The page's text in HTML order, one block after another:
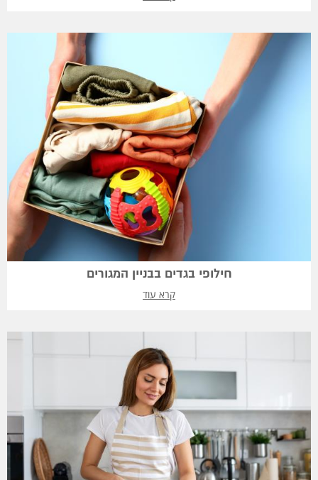
חילופי בגדים בבניין המגורים
קרא עוד